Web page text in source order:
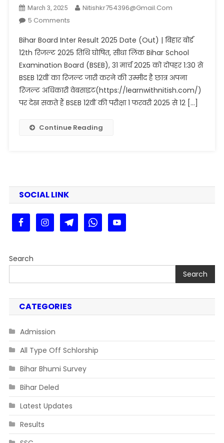
March 3, 2025
Nitishkr754396@gmail.com
5 CommentsOn
Board
Inter
Result
2025
Date
(Out)
बिहार
सीधा लिंक
@biharboardonline.com
Bihar Board Inter Result 2025 Date (Out) | बिहार बोर्ड
12th रिजल्ट 2025 तिथि घोषित, सीधा लिंक Bihar School
Examination Board (BSEB), 31 मार्च 2025 को दोपहर 1:30 से
BSEB 12वीं का रिजल्ट जारी करने की उम्मीद है छात्र अपना
रिजल्ट अधिकारी वेबसाइट(https://learnwithnitish.com/)
पर देख सकते हैं BSEB 12वीं की परीक्षा 1 फरवरी 2025 से 12 […]
Continue Reading
SOCIAL LINK
Search
Search
CATEGORIES
Admission
All Type Off Schlorship
Bihar Bhumi Survey
Bihar Deled
Latest Updates
Results